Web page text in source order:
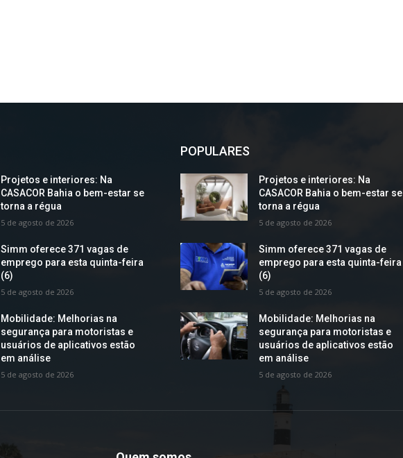
Projetos e interiores: Na
CASACOR Bahia o bem-estar se
torna a régua
5 de agosto de 2026
Simm oferece 371 vagas de
emprego para esta quinta-feira
(6)
5 de agosto de 2026
Mobilidade: Melhorias na
segurança para motoristas e
usuários de aplicativos estão
em análise
5 de agosto de 2026
POPULARES
Projetos e interiores: Na
CASACOR Bahia o bem-estar se
torna a régua
5 de agosto de 2026
Simm oferece 371 vagas de
emprego para esta quinta-feira
(6)
5 de agosto de 2026
Mobilidade: Melhorias na
segurança para motoristas e
usuários de aplicativos estão
em análise
5 de agosto de 2026